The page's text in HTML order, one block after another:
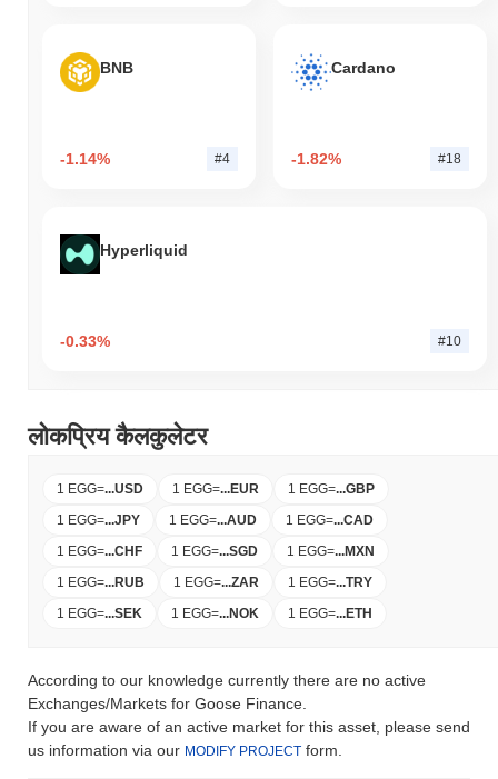
BNB
-1.14% #4
Cardano
-1.82% #18
Hyperliquid
-0.33% #10
लोकप्रिय कैलकुलेटर
1 EGG=...USD 1 EGG=...EUR 1 EGG=...GBP
1 EGG=...JPY 1 EGG=...AUD 1 EGG=...CAD
1 EGG=...CHF 1 EGG=...SGD 1 EGG=...MXN
1 EGG=...RUB 1 EGG=...ZAR 1 EGG=...TRY
1 EGG=...SEK 1 EGG=...NOK 1 EGG=...ETH
According to our knowledge currently there are no active
Exchanges/Markets for Goose Finance.
If you are aware of an active market for this asset, please send
us information via our MODIFY PROJECT form.